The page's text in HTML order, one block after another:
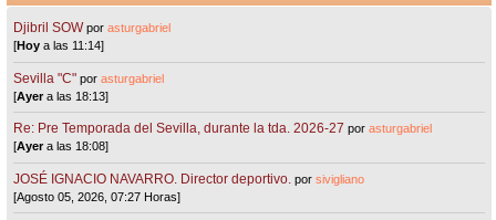
Djibril SOW porasturgabriel
[Hoy a las 11:14]
Sevilla "C"porasturgabriel
[Ayera las 18:13]
Re: Pre Temporada del Sevilla, durante la tda. 2026-27 porasturgabriel
[Ayera las 18:08]
JOSÉ IGNACIO NAVARRO. Director deportivo. porsivigliano
[Agosto 05, 2026, 07:27 Horas]